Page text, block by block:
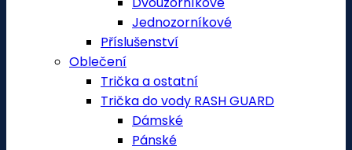
Jednozorníkové
Příslušenství
Oblečení
Trička a ostatní
Trička do vody RASH GUARD
Dámské
Pánské